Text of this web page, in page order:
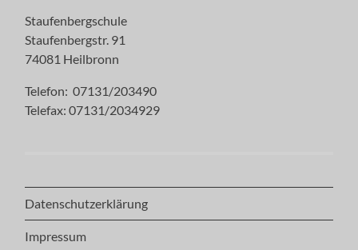
Staufenbergschule
Staufenbergstr. 91
74081 Heilbronn
Telefon: 07131/203490
Telefax: 07131/2034929
Datenschutzerklärung
Impressum